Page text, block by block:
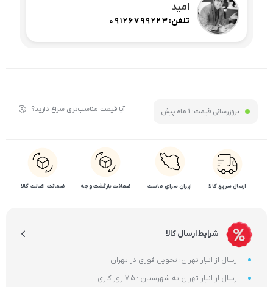
امید
تلفن:09126799223
بروزرسانی قیمت: 1 ماه پیش آیا قیمت مناسب‌تری سراغ دارید؟
ارسال سریع کالا ایران سرای ماست ضمانت بازگشت وجه ضمانت اضالت کالا
شرایط ارسال کالا
ارسال از انبار تهران: تحویل فوری در تهران
ارسال از انبار تهران به شهرستان : 5-7 روز کاری